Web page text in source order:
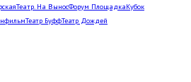
Театр. На ВыносФорум ПлощадкаКубок
Театр БуффТеатр Дождей